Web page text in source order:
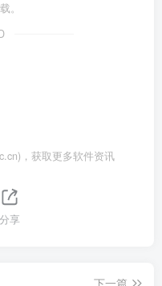
。
，获取更多软件资讯
分享